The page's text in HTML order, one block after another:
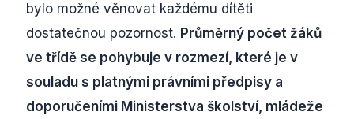
bylo možné věnovat každému dítěti
dostatečnou pozornost. Průměrný počet žáků
ve třídě se pohybuje v rozmezí, které je v
souladu s platnými právními předpisy a
doporučeními Ministerstva školství, mládeže